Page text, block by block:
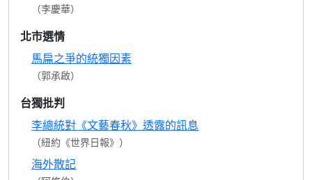
（李慶華）
北市選情
馬扁之爭的統獨因素
（郭承啟）
台獨批判
李總統對《文藝春秋》透露的訊息
（紐約《世界日報》）
海外散記